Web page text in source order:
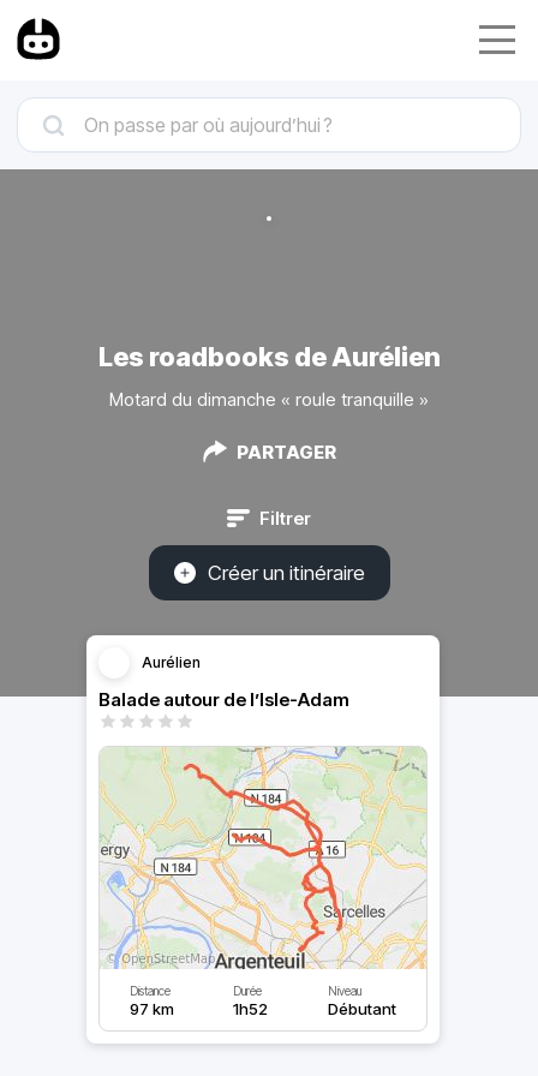
Les roadbooks de Aurélien
Motard du dimanche « roule tranquille »
PARTAGER
Filtrer
Créer un itinéraire
Aurélien
Balade autour de l’Isle-Adam
Distance
97 km
Durée
1h52
Niveau
Débutant